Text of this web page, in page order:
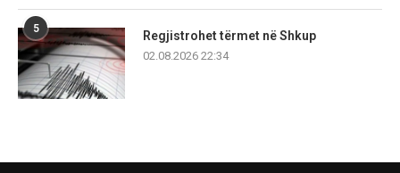
5
Regjistrohet tërmet në Shkup
02.08.2026 22:34